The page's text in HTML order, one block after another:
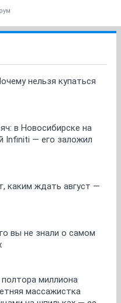
нельзя купаться
в Новосибирске на
Infiniti — его заложил
каким ждать август —
вы не знали о самом
миллиона
массажистка